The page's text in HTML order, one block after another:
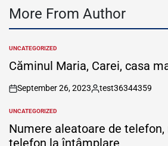
More From Author
POSTED
IN
UNCATEGORIZED
Căminul Maria, Carei, casa
on
September 26, 2023
Posted
test36344359
POSTED
IN
UNCATEGORIZED
Numere aleatoare de telefon,
telefon la întâmplare